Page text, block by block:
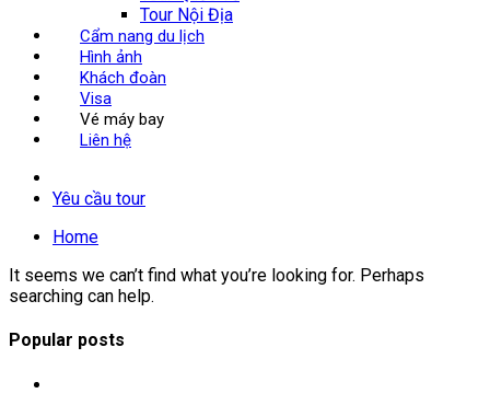
Tour Nội Địa
Cẩm nang du lịch
Hình ảnh
Khách đoàn
Visa
Vé máy bay
Liên hệ
Yêu cầu tour
Home
It seems we can’t find what you’re looking for. Perhaps
searching can help.
Popular posts